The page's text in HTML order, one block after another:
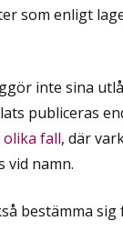
som enligt
inte sina
publiceras
fall, där
vid namn.
bestämma